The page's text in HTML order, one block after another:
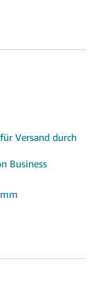
Versand durch
Business